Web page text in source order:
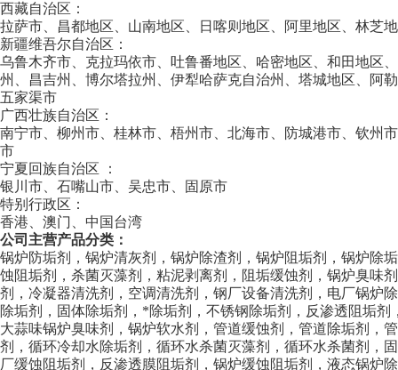
西藏自治区：
拉萨市、昌都地区、山南地区、日喀则地区、阿里地区、林芝
新疆维吾尔自治区：
乌鲁木齐市、克拉玛依市、吐鲁番地区、哈密地区、和田地区
州、昌吉州、博尔塔拉州、伊犁哈萨克自治州、塔城地区、阿
五家渠市
广西壮族自治区：
南宁市、柳州市、桂林市、梧州市、北海市、防城港市、钦州
市
宁夏回族自治区 ：
银川市、石嘴山市、吴忠市、固原市
特别行政区：
香港、澳门、中国台湾
公司主营产品分类：
锅炉防垢剂，锅炉清灰剂，锅炉除渣剂，锅炉阻垢剂，锅炉除
蚀阻垢剂，杀菌灭藻剂，粘泥剥离剂，阻垢缓蚀剂，锅炉臭味
剂，冷凝器清洗剂，空调清洗剂，钢厂设备清洗剂，电厂锅炉
除垢剂，固体除垢剂，*除垢剂，不锈钢除垢剂，反渗透阻垢
大蒜味锅炉臭味剂，锅炉软水剂，管道缓蚀剂，管道除垢剂，
剂，循环冷却水除垢剂，循环水杀菌灭藻剂，循环水杀菌剂，
厂缓蚀阻垢剂，反渗透膜阻垢剂，锅炉缓蚀阻垢剂，液态锅炉